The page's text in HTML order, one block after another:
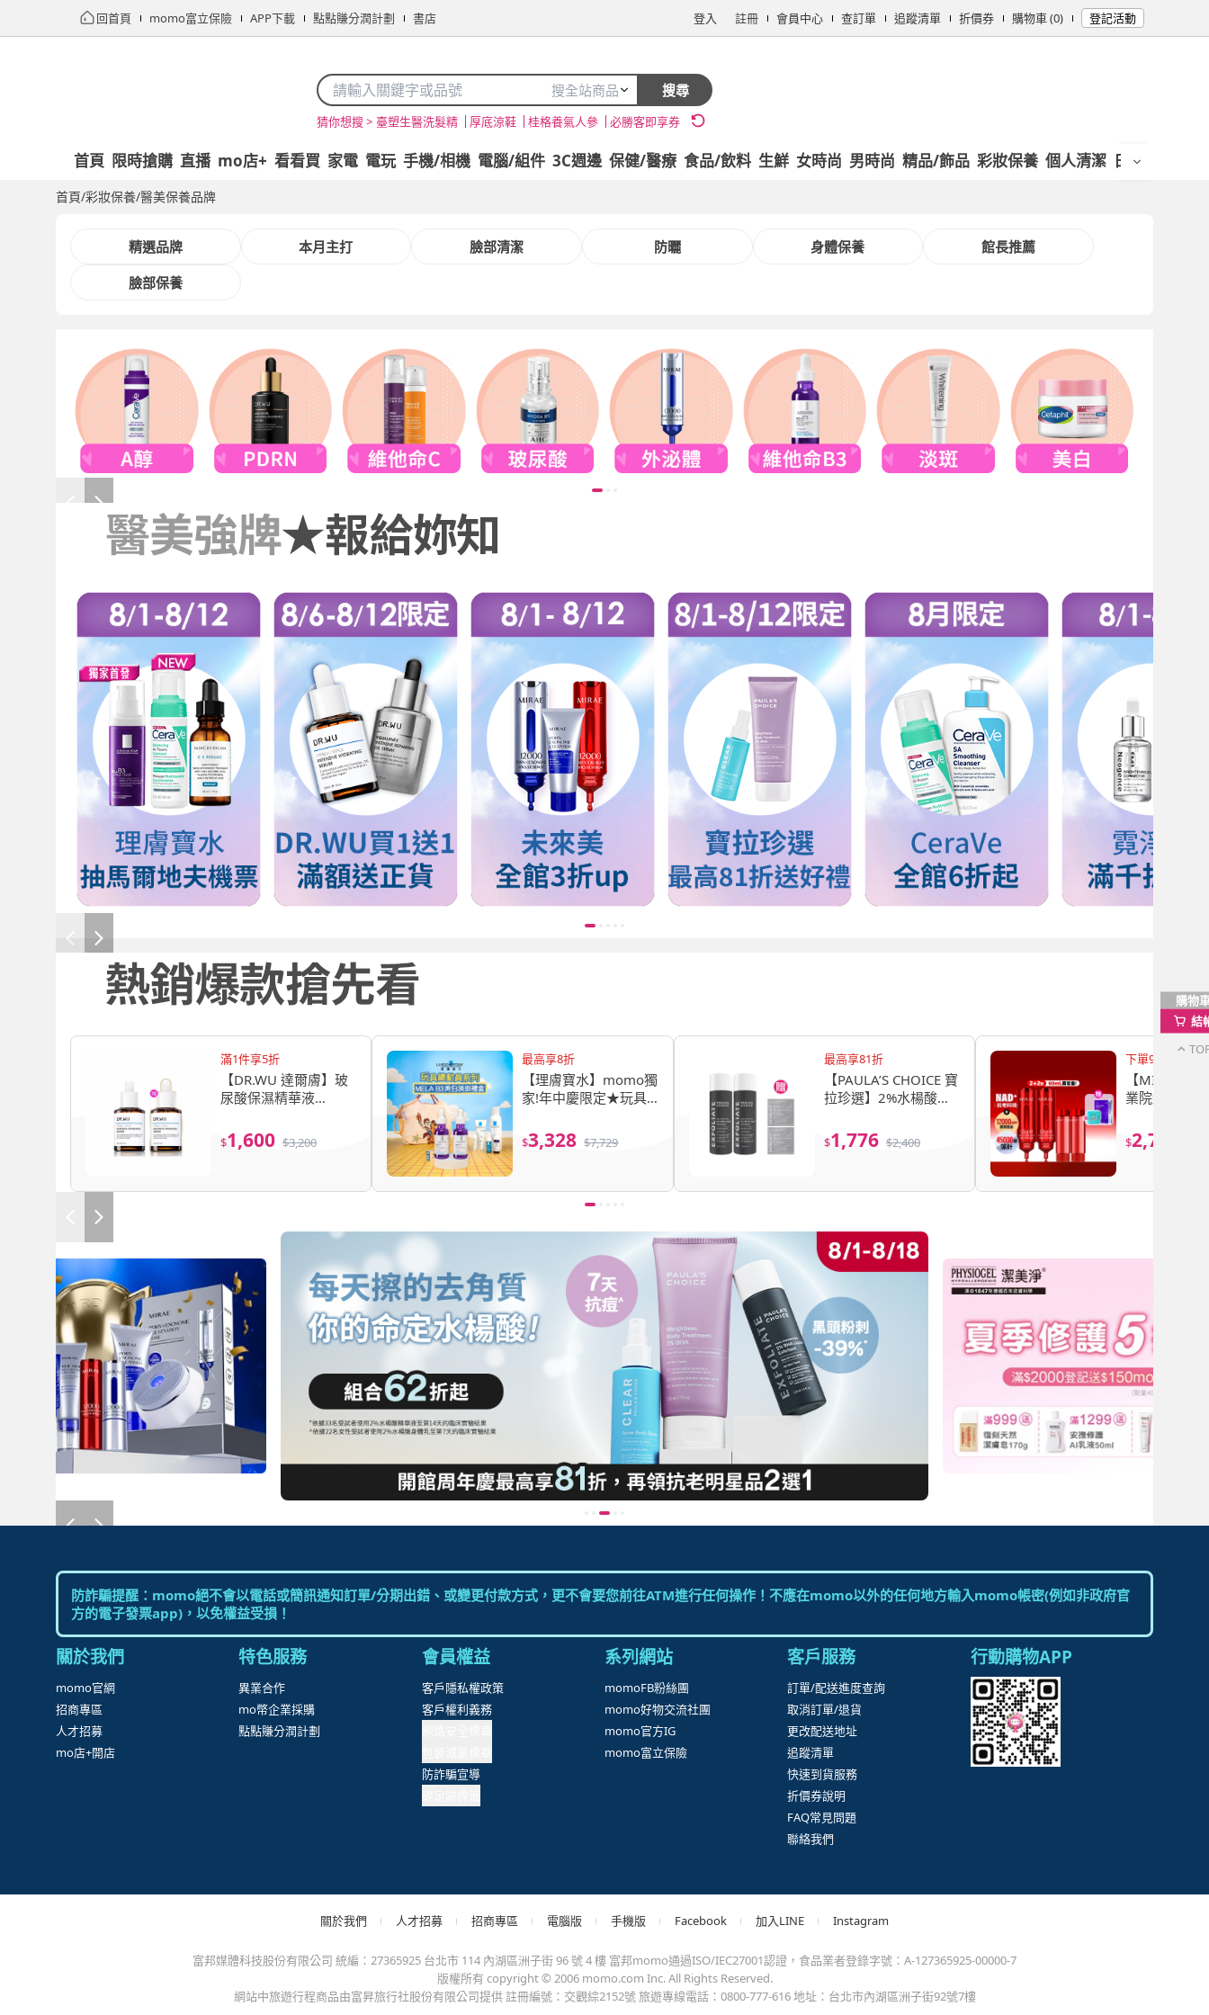
回首頁 momo富立保險 APP下載 點點賺分潤計劃 書店 登入 註冊 會員中心 查訂單 追蹤清單 折價券 購物車 (0) 登記活動
搜全站商品 搜尋
猜你想搜 > 臺塑生醫洗髮精 厚底涼鞋 桂格養氣人參 必勝客即享券
首頁 限時搶購 直播 mo店+ 看看買 家電 電玩 手機/相機 電腦/組件 3C週邊 保健/醫療 食品/飲料 生鮮 女時尚 男時尚 精品/飾品 彩妝保養 個人清潔 日用/紙品
首頁/彩妝保養/醫美保養品牌
精選品牌 本月主打 臉部清潔 防曬 身體保養
館長推薦
臉部保養
滿1件享5折
【DR.WU 達爾膚】玻
尿酸保濕精華液
$1,600 $3,200
最高享8折
【理膚寶水】momo獨
家!年中慶限定★玩具
美白淡斑禮盒(MELA
B3淡斑淨亮精華
$3,328 $7,729
最高享81折
【PAULA’S CHOICE 寶
拉珍選】2%水楊酸精
$1,776 $2,400
下單9折 滿
【MIRAE 未
業院線NAD+
*2+補充管
$2,780
購物
結
防詐騙提醒：momo絕不會以電話或簡訊通知訂單/分期出錯、或變更付款方式，更不會要您前往ATM進行任何操作！不應在momo以外的任何地方輸入momo帳密(例如非政府官
方的電子發票app)，以免權益受損！
關於我們
momo官網
招商專區
人才招募
mo店+開店
特色服務
異業合作
mo幣企業採購
點點賺分潤計劃
會員權益
客戶隱私權政策
客戶權利義務
防詐騙宣導
系列網站
momoFB粉絲團
momo好物交流社團
momo官方IG
momo富立保險
客戶服務
訂單/配送進度查詢
取消訂單/退貨
更改配送地址
追蹤清單
快速到貨服務
折價券說明
FAQ常見問題
聯絡我們
行動購物APP
關於我們 人才招募 招商專區 電腦版 手機版 Facebook 加入LINE Instagram
富邦媒體科技股份有限公司 統編：27365925 台北市 114 內湖區洲子街 96 號 4 樓 富邦momo通過ISO/IEC27001認證，食品業者登錄字號：A-127365925-00000-7
版權所有 copyright © 2006 momo.com Inc. All Rights Reserved.
網站中旅遊行程商品由富昇旅行社股份有限公司提供 註冊編號：交觀綜2152號 旅遊專線電話：0800-777-616 地址：台北市內湖區洲子街92號7樓